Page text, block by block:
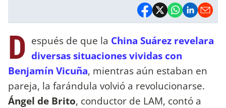
D espués de que la China Suárez revelara
diversas situaciones vividas con
Benjamín Vicuña, mientras aún estaban en
pareja, la farándula volvió a revolucionarse.
Ángel de Brito, conductor de LAM, contó a